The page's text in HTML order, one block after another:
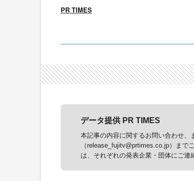
PR TIMES
データ提供 PR TIMES
本記事の内容に関するお問い合わせ
（release_fujitv@prtimes.co.jp）ま
は、それぞれの発表企業・団体にご連